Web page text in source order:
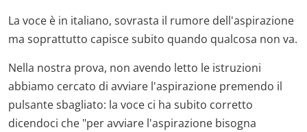
La voce è in italiano, sovrasta il rumore dell'aspirazione
ma soprattutto capisce subito quando qualcosa non va.
Nella nostra prova, non avendo letto le istruzioni
abbiamo cercato di avviare l'aspirazione premendo il
pulsante sbagliato: la voce ci ha subito corretto
dicendoci che "per avviare l'aspirazione bisogna